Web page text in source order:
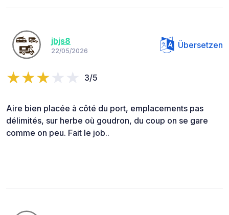
jbjs8
22/05/2026
Übersetzen
3/5
Aire bien placée à côté du port, emplacements pas
délimités, sur herbe où goudron, du coup on se gare
comme on peu. Fait le job..